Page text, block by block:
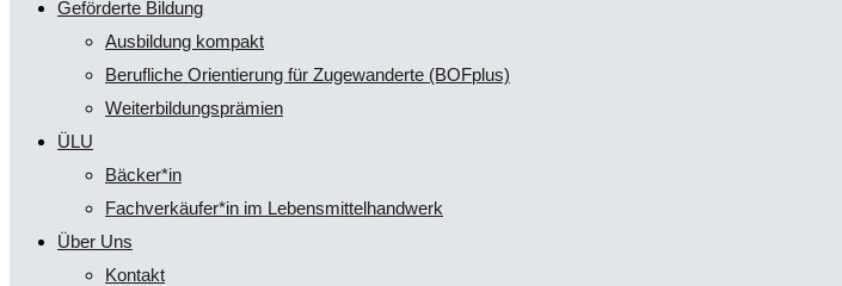
Geförderte Bildung
Ausbildung kompakt
Berufliche Orientierung für Zugewanderte (BOFplus)
Weiterbildungsprämien
ÜLU
Bäcker*in
Fachverkäufer*in im Lebensmittelhandwerk
Über Uns
Kontakt